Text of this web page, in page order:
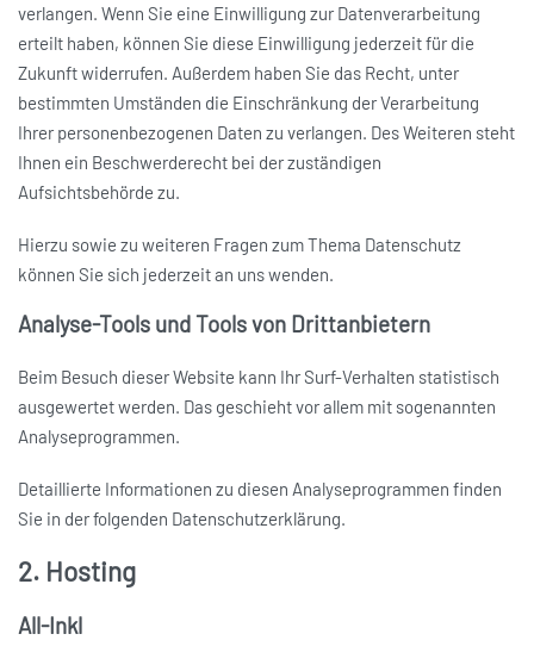
verlangen. Wenn Sie eine Einwilligung zur Datenverarbeitung
erteilt haben, können Sie diese Einwilligung jederzeit für die
Zukunft widerrufen. Außerdem haben Sie das Recht, unter
bestimmten Umständen die Einschränkung der Verarbeitung
Ihrer personenbezogenen Daten zu verlangen. Des Weiteren steht
Ihnen ein Beschwerderecht bei der zuständigen
Aufsichtsbehörde zu.
Hierzu sowie zu weiteren Fragen zum Thema Datenschutz
können Sie sich jederzeit an uns wenden.
Analyse-Tools und Tools von Dritt­anbietern
Beim Besuch dieser Website kann Ihr Surf-Verhalten statistisch
ausgewertet werden. Das geschieht vor allem mit sogenannten
Analyseprogrammen.
Detaillierte Informationen zu diesen Analyseprogrammen finden
Sie in der folgenden Datenschutzerklärung.
2. Hosting
All-Inkl